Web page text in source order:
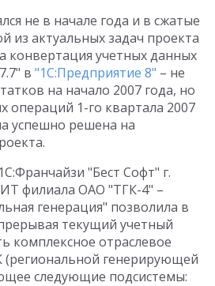
не в начале года и в сжатые
из актуальных задач проекта
конвертация учетных данных
в "1С:Предприятие 8" – не
на начало 2007 года, но
операций 1-го квартала 2007
успешно решена на
"Бест Софт" г.
филиала ОАО "ТГК-4" –
генерация" позволила в
текущий учетный
комплексное отраслевое
(региональной генерирующей
следующие подсистемы: